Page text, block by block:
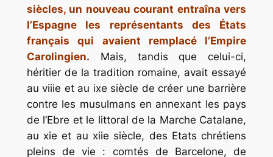
siècles, un nouveau courant entraîna vers
l’Espagne les représentants des États
français qui avaient remplacé l’Empire
Carolingien. Mais, tandis que celui-ci,
héritier de la tradition romaine, avait essayé
au viiie et au ixe siècle de créer une barrière
contre les musulmans en annexant les pays
de l’Ebre et le littoral de la Marche Catalane,
au xie et au xiie siècle, des Etats chrétiens
pleins de vie : comtés de Barcelone, de